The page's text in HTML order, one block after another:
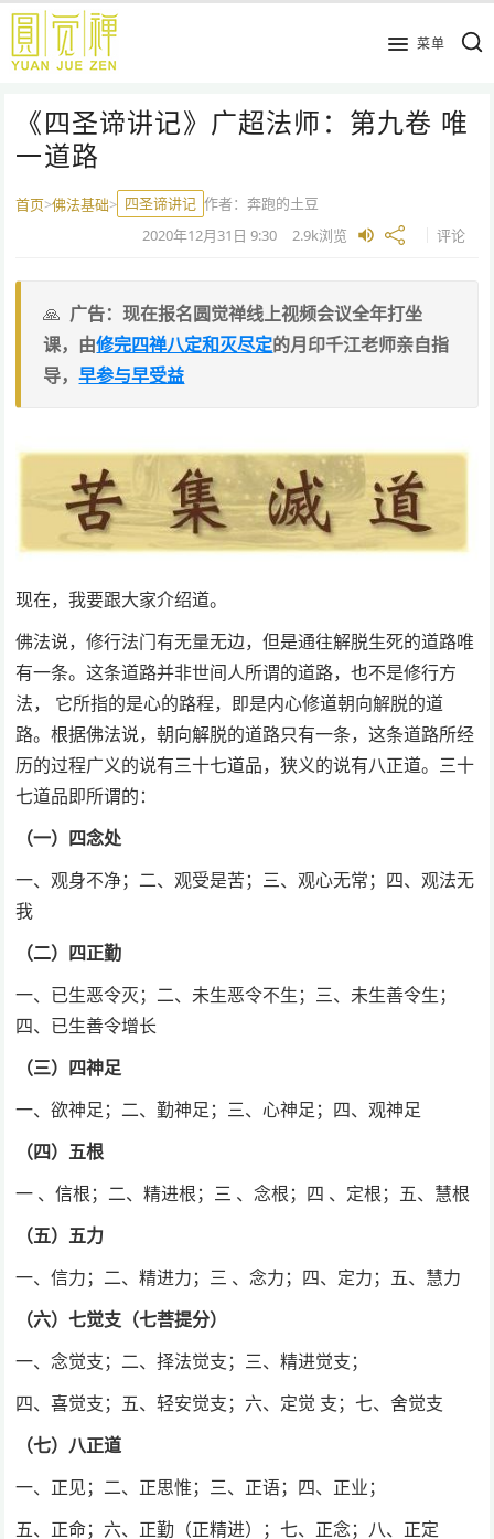
跳
主
菜单
《四圣谛讲记》广超法师：第九卷 唯
一道路
首页>佛法基础> 四圣谛讲记 作者：奔跑的土豆
2020年12月31日 9:30 2.9k浏览 评论
广告：现在报名圆觉禅线上视频会议全年打坐
课，由修完四禅八定和灭尽定的月印千江老师亲自指
导，早参与早受益
现在，我要跟大家介绍道。
佛法说，修行法门有无量无边，但是通往解脱生死的道路唯
有一条。这条道路并非世间人所谓的道路，也不是修行方
法， 它所指的是心的路程，即是内心修道朝向解脱的道
路。根据佛法说，朝向解脱的道路只有一条，这条道路所经
历的过程广义的说有三十七道品，狭义的说有八正道。三十
七道品即所谓的：
（一）四念处
一、观身不净；二、观受是苦；三、观心无常；四、观法无
我
（二）四正勤
一、已生恶令灭；二、未生恶令不生；三、未生善令生；
四、已生善令增长
（三）四神足
一、欲神足；二、勤神足；三、心神足；四、观神足
（四）五根
一 、信根；二、精进根；三 、念根；四 、定根；五、慧根
（五）五力
一、信力；二、精进力；三 、念力；四、定力；五、慧力
（六）七觉支（七菩提分）
一、念觉支；二、择法觉支；三、精进觉支；
四、喜觉支；五、轻安觉支；六、定觉 支；七、舍觉支
（七）八正道
一、正见；二、正思惟；三、正语；四、正业；
五、正命；六、正勤（正精进）；七、正念；八、正定